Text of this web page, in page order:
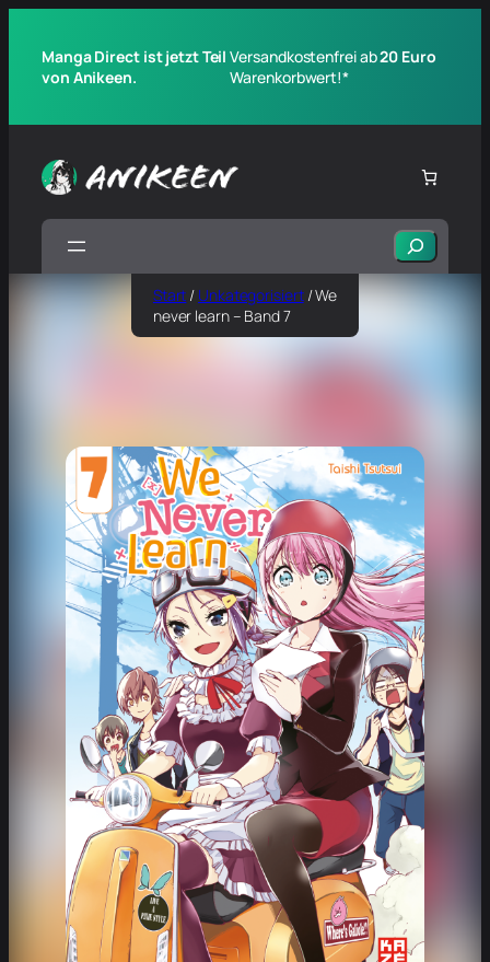
Manga Direct ist jetzt Teil
von Anikeen.
Versandkostenfrei ab20 Euro
Warenkorbwert!*
Suchen
Start / Unkategorisiert/ We
never learn – Band 7